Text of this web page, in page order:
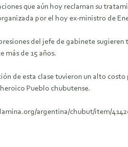
que aún hoy reclaman su
por el hoy ex-ministro de
del jefe de gabinete
más de 15 años.
de esta clase tuvieron un alto
Pueblo chubutense.
argentina/chubut/item/